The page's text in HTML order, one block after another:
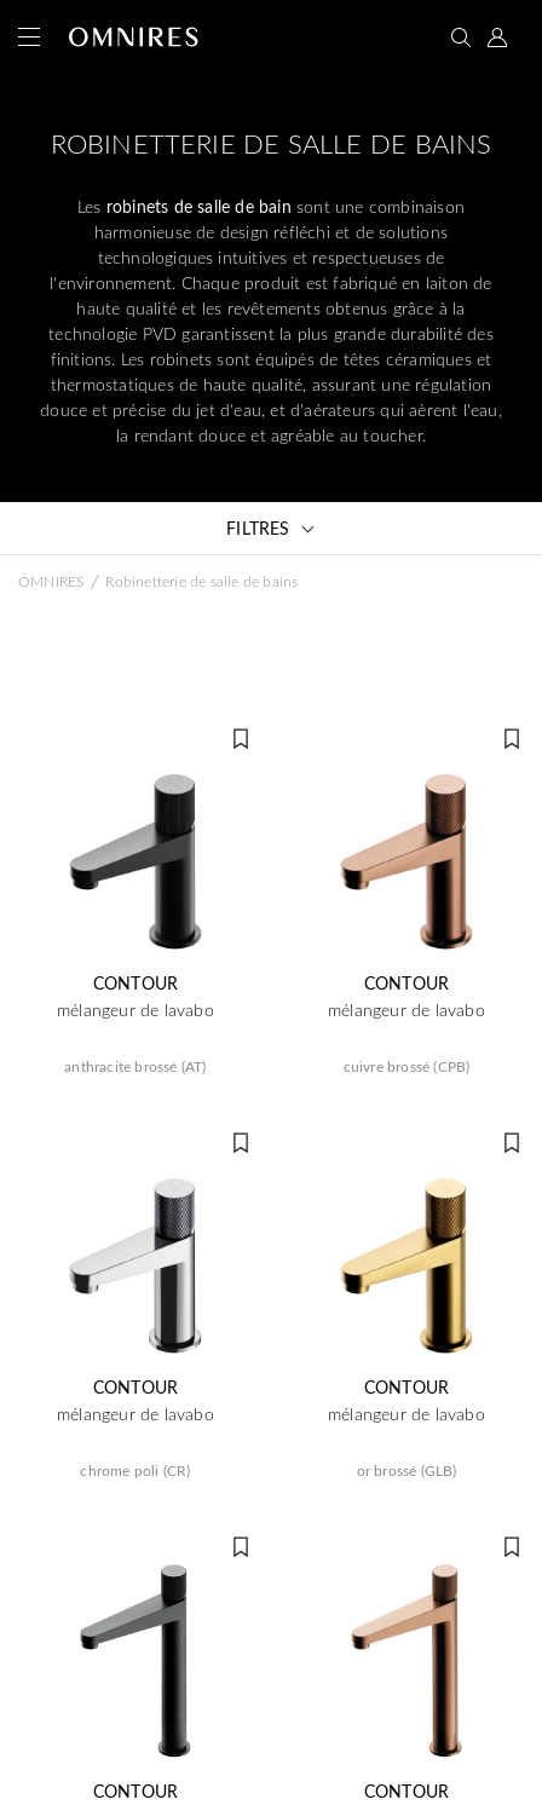
ROBINETTERIE DE SALLE DE BAINS
Les robinets de salle de bain sont une combinaison
harmonieuse de design réfléchi et de solutions
technologiques intuitives et respectueuses de
l'environnement. Chaque produit est fabriqué en laiton de
haute qualité et les revêtements obtenus grâce à la
technologie PVD garantissent la plus grande durabilité des
finitions. Les robinets sont équipés de têtes céramiques et
thermostatiques de haute qualité, assurant une régulation
douce et précise du jet d'eau, et d'aérateurs qui aèrent l'eau,
la rendant douce et agréable au toucher.
FILTRES
OMNIRES / Robinetterie de salle de bains
CONTOUR
mélangeur de lavabo
anthracite brossé (AT)
CONTOUR
mélangeur de lavabo
cuivre brossé (CPB)
CONTOUR
mélangeur de lavabo
chrome poli (CR)
CONTOUR
mélangeur de lavabo
or brossé (GLB)
CONTOUR
CONTOUR